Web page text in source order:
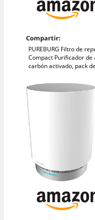
Compartir:
PUREBURG Filtro de
Compact Purificador
carbón activado, pack